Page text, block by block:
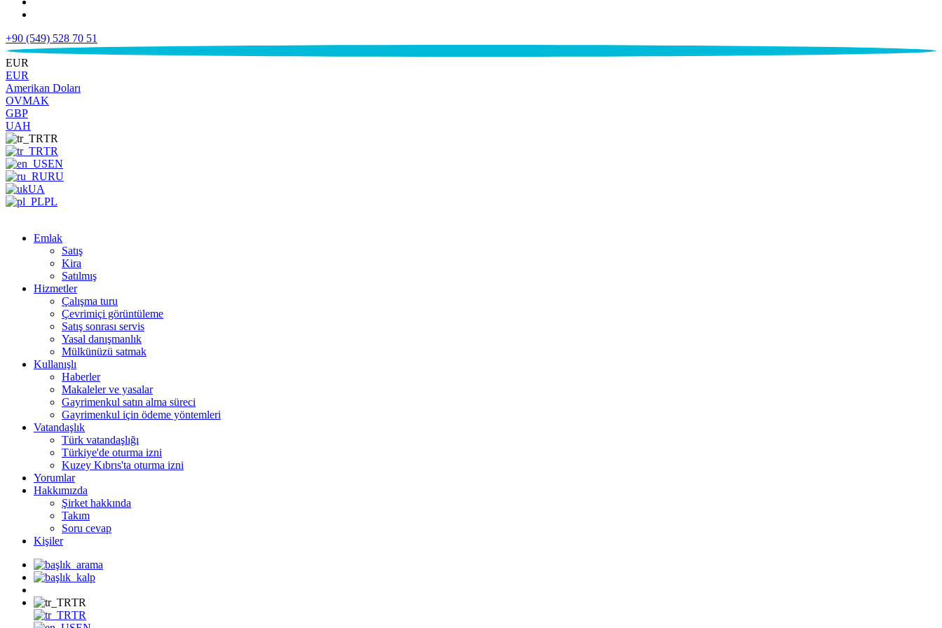
+90 (549) 528 70 51
€
EUR
EUR
Amerikan Doları
OVMAK
GBP
UAH
TR
TR
EN
RU
UA
PL
Emlak
Satış
Kira
Satılmış
Hizmetler
Çalışma turu
Çevrimiçi görüntüleme
Satış sonrası servis
Yasal danışmanlık
Mülkünüzü satmak
Kullanışlı
Haberler
Makaleler ve yasalar
Gayrimenkul satın alma süreci
Gayrimenkul için ödeme yöntemleri
Vatandaşlık
Türk vatandaşlığı
Türkiye'de oturma izni
Kuzey Kıbrıs'ta oturma izni
Yorumlar
Hakkımızda
Şirket hakkında
Takım
Soru cevap
Kişiler
TR
TR